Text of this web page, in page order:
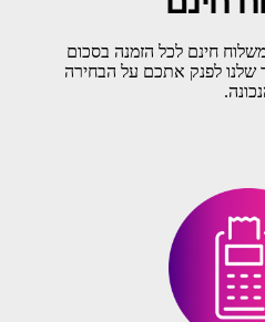
משלוח חינם לכל הזמנה בסכום
– הדרך שלנו לפנק אתכם על הבחירה